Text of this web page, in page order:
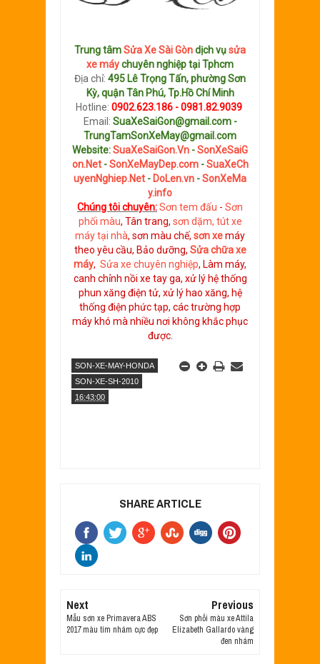
Trung tâmSửa Xe Sài Gòndịch vụsửa
xe máychuyên nghiệp tại Tphcm
Địa chỉ: 495 Lê Trọng Tấn, phường Sơn
Kỳ, quận Tân Phú, Tp.Hồ Chí Minh
Hotline: 0902.623.186 - 0981.82.9039
Email: SuaXeSaiGon@gmail.com -
TrungTamSonXeMay@gmail.com
Website:SuaXeSaiGon.Vn -SonXeSaiG
on.Net-SonXeMayDep.com-SuaXeCh
uyenNghiep.Net - DoLen.vn -SonXeMa
y.info
Chúng tôi chuyên:Sơn tem đấu - Sơn
phối màu, Tân trang, sơn dặm, tút xe
máy tại nhà, sơn màu chế, sơn xemáy
theo yêu cầu, Bảo dưỡng, Sửa chữa xe
máy, Sửa xe chuyên nghiệp, Làm máy,
canh chỉnh nồi xe tay ga, xử lý hệ thống
phun xăng điện tử, xử lý hao xăng, hệ
thống điện phức tạp, các trường hợp
máy khó mà nhiều nơi không khắc phục
được.
SON-XE-MAY-HONDA
SON-XE-SH-2010
16:43:00
SHARE ARTICLE
Next
Mẫu sơn xe Primavera ABS
2017 màu tím nhám cực đẹp
Previous
Sơn phối màu xe Attila
Elizabeth Gallardo vàng
đen nhám